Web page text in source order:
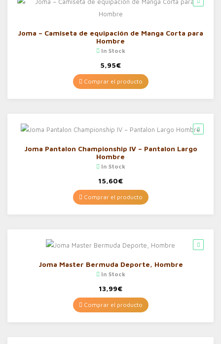
Joma – Camiseta de equipación de Manga Corta para
Hombre
In Stock
5,95€
Comprar el producto
Joma Pantalon Championship IV – Pantalon Largo
Hombre
In Stock
15,60€
Comprar el producto
Joma Master Bermuda Deporte, Hombre
In Stock
13,99€
Comprar el producto